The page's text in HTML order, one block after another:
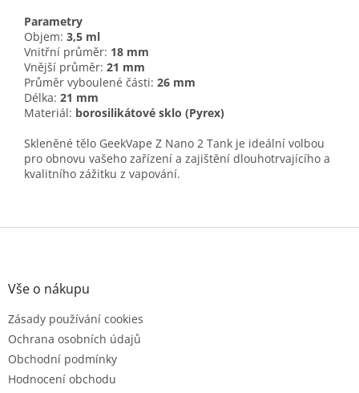
Parametry
Objem: 3,5 ml
Vnitřní průměr: 18 mm
Vnější průměr: 21 mm
Průměr vyboulené části: 26 mm
Délka: 21 mm
Materiál: borosilikátové sklo (Pyrex)
Skleněné tělo GeekVape Z Nano 2 Tank je ideální volbou
pro obnovu vašeho zařízení a zajištění dlouhotrvajícího a
kvalitního zážitku z vapování.
Z
Vše o nákupu
Zásady používání cookies
Ochrana osobních údajů
Obchodní podmínky
Hodnocení obchodu